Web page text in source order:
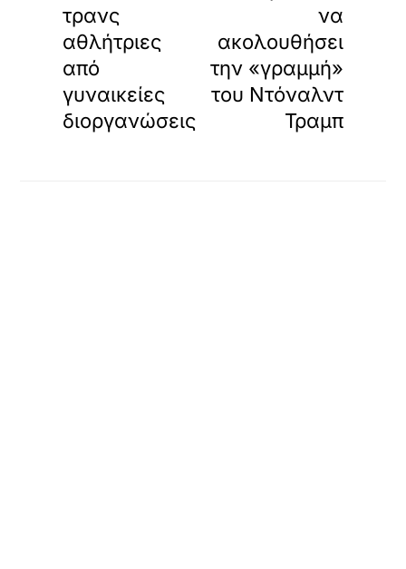
τρανς
αθλήτριες
από
γυναικείες
διοργανώσεις
να
ακολουθήσει
την «γραμμή»
του Ντόναλντ
Τραμπ